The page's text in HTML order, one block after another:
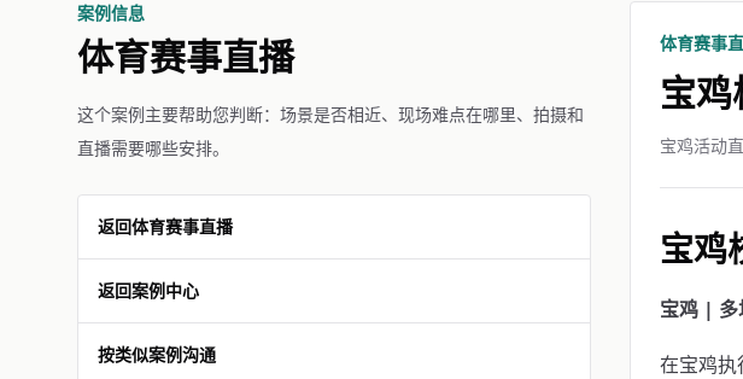
案例信息
体育赛事直播
这个案例主要帮助您判断：场景是否相近、现场难点在哪里、拍摄和
直播需要哪些安排。
返回体育赛事直播
返回案例中心
按类似案例沟通
体育赛事
宝
宝鸡活动
宝鸡
宝鸡 | 多
在宝鸡执